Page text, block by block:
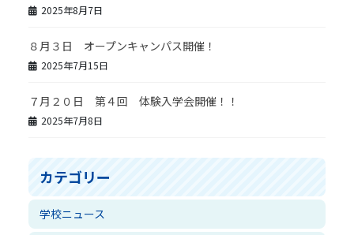
2025年8月7日
８月３日 オープンキャンパス開催！
2025年7月15日
７月２０日 第４回 体験入学会開催！！
2025年7月8日
カテゴリー
学校ニュース